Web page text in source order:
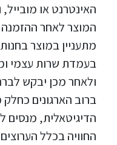
האינטרנט או
המוצר לאחר ההזמנה
מתעניין במוצר
בעמדת שרות עצמי
ולאחר מכן יבקש
ברוב הארגונים
הדיגיטאלית, מנסים
החוויה בכלל